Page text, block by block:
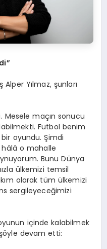
Alper Yılmaz, şunları
maçın sonucu
Futbol benim
oyundu. Şimdi
o mahalle
Bunu Dünya
ülkemizi temsil
olarak tüm ülkemizi
sergileyeceğimizi
içinde kalabilmek
devam etti: